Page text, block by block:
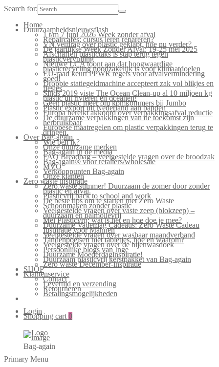
Search for:
Home
Duurzaamheidsnieuwsflash
1 t/m 7 juni 2026 Week zonder afval
Repaircafés: cursus leren repareren?
VN verdrag over plastic geklapt, hoe nu verder?
De jaarlijkse Week Zonder Afval: 19-25 mei 2025
Afschaffen plastictaks is stap terug tegen
plasticvervuiling
Nieuwe LCA toont aan dat hoogwaardige
plasticrecycling noodzakelijk is voor klimaatdoelen
EU-raad keurt PPWR regels voor afvalvermindering
goed!
Droppie statiegeldmachine accepteert zak vol blikjes en
flesjes
Sinds 2019 viste The Ocean Clean-up al 10 miljoen kg
plastic uit rivieren en oceanen!
Geen plastic meer om komkommers bij Jumbo
Plastic export uit Nederland aan banden
Europa bereikt akkoord over verpakkingsafval reductie
De duurzame verpakkingen van de toekomst zijn
herbruikbaar
Europese maatregelen om plastic verpakkingen terug te
dringen.
Over Bag-again
Wie ben ik?
Onze duurzame merken
Bag-again in de media
FAQ Breadbag – veelgestelde vragen over de broodzak
Bag-again® voor retailers/wholesale
MVO
Verkooppunten Bag-again
Onze klanten
Zero waste inspiratie
Zero waste summer! Duurzaam de zomer door zonder
plastic en afval.
Plasticvrij back to school and work
De beste tips om te starten met Zero Waste
Schoonmaken zonder plastic
Veelgestelde vragen over vaste zeep (blokzeep) –
duurzaam en palmolievrij
Mei Plasticvrij: wat is het en hoe doe je mee?
Duurzame Vaderdag Cadeaus: Zero Waste Cadeau
Inspiratie voor Mannen
Veelgestelde vragen over wasbaar maandverband
Tandenpoetsen met tabletjes, hoe en waarom?
Veelgestelde vragen over de bijenwasdoek
Persoonlijke blogs van Inge
Duurzame Moederdaginspiratie!
Duurzaam plasticvrij kerstpakket van Bag-again
Zero waste December-inspiratie
SHOP
Klantenservice
Contact
Levertijd en verzending
Retourneren
Betalingsmogelijkheden
Login
Shopping cart 0
Bag-again
Primary Menu